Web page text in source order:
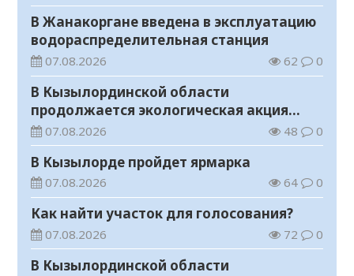
В Жанакоргане введена в эксплуатацию
водораспределительная станция
07.08.2026 62 0
В Кызылординской области
продолжается экологическая акция
«Таза Қазақстан»
07.08.2026 48 0
В Кызылорде пройдет ярмарка
07.08.2026 64 0
Как найти участок для голосования?
07.08.2026 72 0
В Кызылординской области